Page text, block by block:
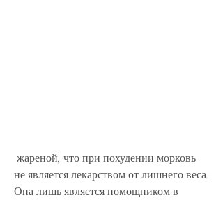
не является лекарством от лишнего веса.
Она лишь является помощником в